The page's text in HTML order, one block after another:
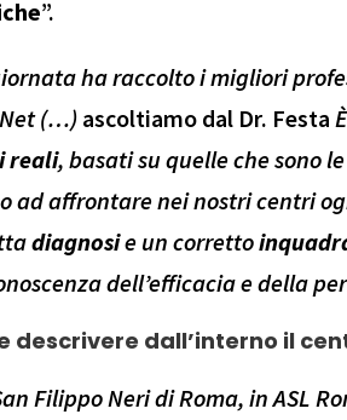
”.
ha raccolto i migliori
(…)ascoltiamo dal Dr. Festa
reali, basati su quelle che sono
ad affrontare nei nostri centri
diagnosie un corretto
dell’efficacia e della
descrivere dall’interno il
Filippo Neri di Roma, in ASL